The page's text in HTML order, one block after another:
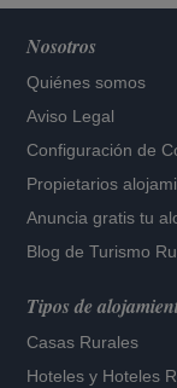
Nosotros
Quiénes somos
Aviso Legal
Configuración de
Propietarios
Anuncia gratis tu
Blog de Turismo
Tipos de
Casas Rurales
Hoteles y Hoteles